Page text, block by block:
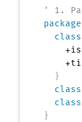
' 1.
package
class
}
class
class
}